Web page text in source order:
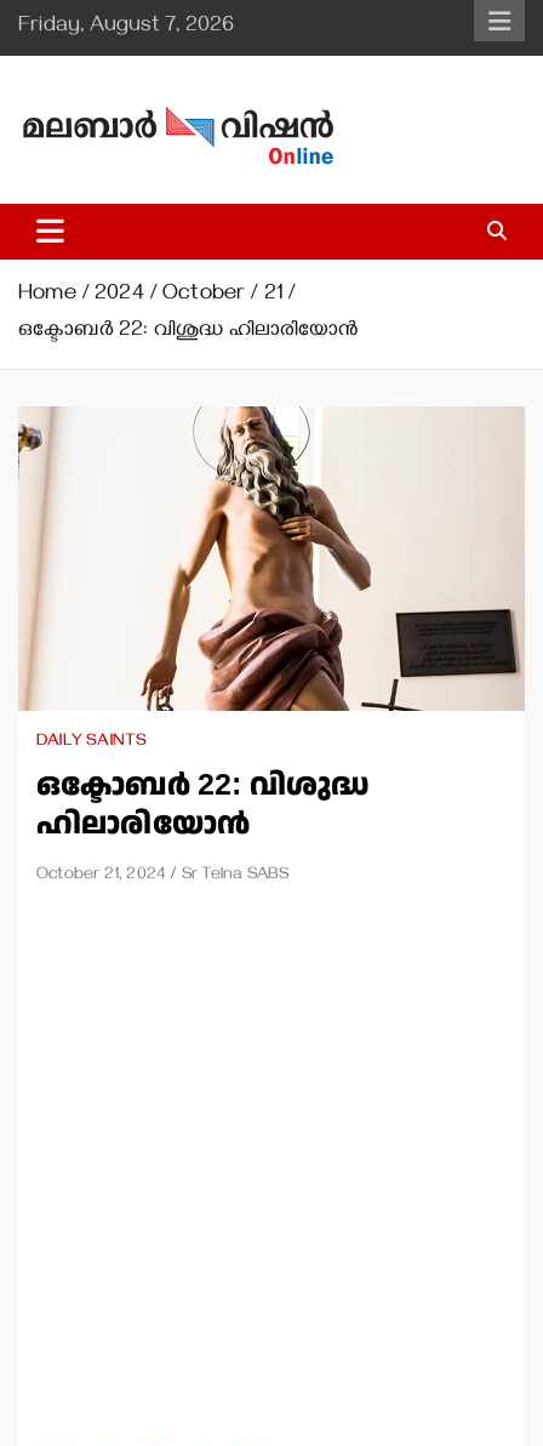
Skip
to
Friday, August 7, 2026
Malabar Vision Online
Illuminating Diocesan News with Divine Clarity.
Home 2024 October
21
ഒക്ടോബര്‍ 22: വിശുദ്ധ ഹിലാരിയോന്‍
DAILY SAINTS
ഒക്ടോബര്‍ 22: വിശുദ്ധ
ഹിലാരിയോന്‍
October 21, 2024 Sr Telna SABS